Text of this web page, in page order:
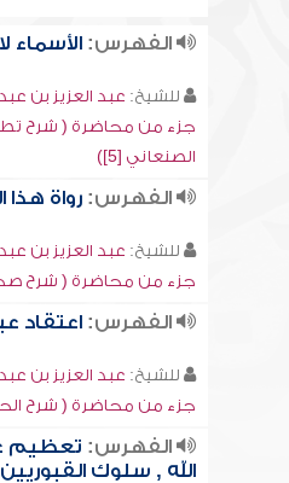
الفهرس:الأسماء
للشيخ: عبد العزيز بن
جزء من محاضرة ( شرح تطهير
الصنعاني [5])
الفهرس:رواة هذا
للشيخ: عبد العزيز بن
جزء من محاضرة ( شرح
الفهرس:اعتقاد
للشيخ: عبد العزيز بن
جزء من محاضرة ( شرح
الفهرس: تعظيم
الله , سلوك